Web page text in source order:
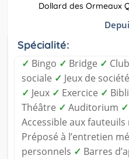
Dollard des Ormeaux
Spécialité:
✓ Bingo ✓ Bridge ✓
sociale ✓ Jeux de société
✓ Jeux ✓ Exercice ✓
Théâtre ✓ Auditorium ✓
Accessible aux
Préposé à l’entretien
personnels ✓ Barres